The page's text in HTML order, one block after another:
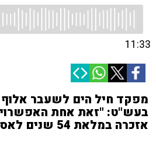
11:33
מפקד חיל הים לשעבר אלוף
בעש"ט: "זאת אחת
אזכרה במלאת 54 שנים לאסון הצוללת "דקר"